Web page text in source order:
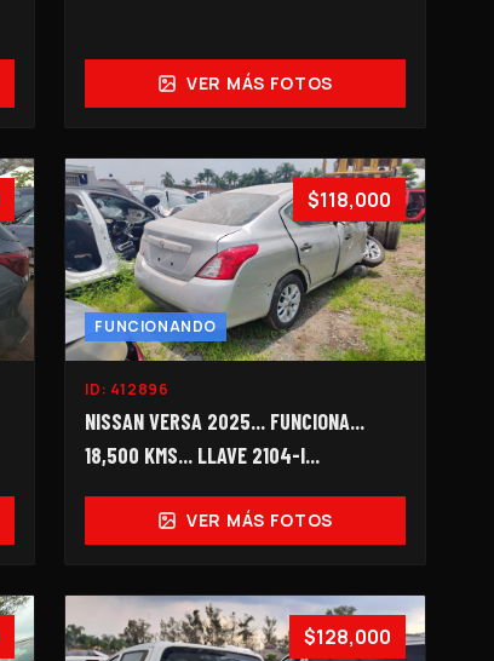
VER MÁS FOTOS
$118,000
FUNCIONANDO
ID: 412896
NISSAN VERSA 2025... FUNCIONA...
18,500 KMS... LLAVE 2104-I...
VER MÁS FOTOS
$128,000